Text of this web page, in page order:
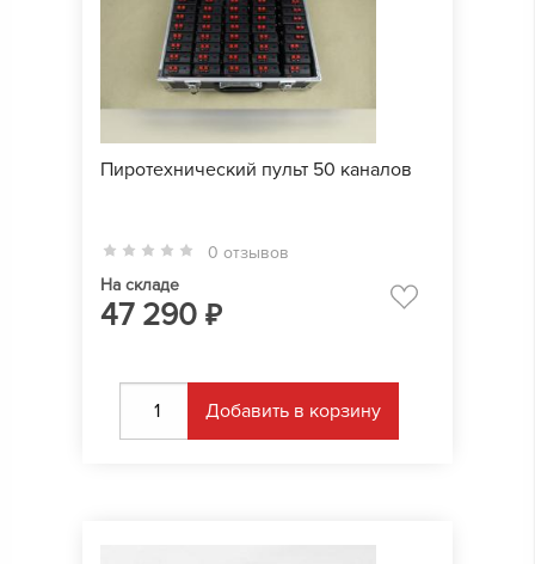
Пиротехнический пульт 50 каналов
0 отзывов
На складе
47 290 ₽
Добавить в корзину